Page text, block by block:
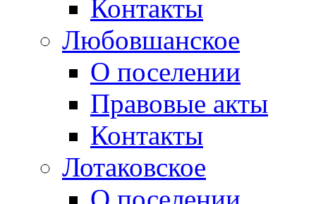
Контакты
Любовшанское
О поселении
Правовые акты
Контакты
Лотаковское